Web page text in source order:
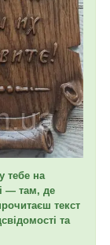
тебе на
— там, де
текст
та